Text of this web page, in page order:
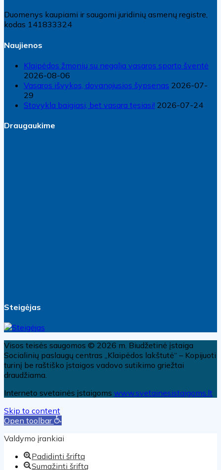
Duomenys kaupiami ir saugomi juridinių asmenų registre,
kodas 141833324
Naujienos
Klaipėdos žmonių su negalia vasaros sporto šventė
2026-08-06
Vasaros išvykos, dovanojusios šypsenas 2026-07-
29
Stovykla baigiasi, bet vasara tęsiasi! 2026-07-24
Draugaukime
Steigėjas
Visos teisės saugomos © 2026 m. Biudžetinė įstaiga
Socialinių paslaugų centras „Klaipėdos lakštutė“ – Kopijuoti
turinį be raštiško įstaigos vadovo sutikimo griežtai
draudžiama.
Interneto svetainės įstaigoms www.svetainesistaigoms.lt
Skip to content
Open toolbar
Valdymo įrankiai
Padidinti šriftą
Sumažinti šriftą